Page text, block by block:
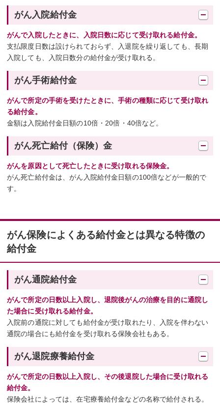
がん入院給付金
がんで入院したときに、入院日数に応じて受け取れる給付金。
支払限度日数は設けられておらず、入退院を繰り返しても、長期
入院しても、入院日数分の給付金が受け取れる。
がん手術給付金
がんで所定の手術を受けたときに、手術の種類に応じて受け取れ
る給付金。
金額は入院給付金日額の10倍・20倍・40倍など。
がん死亡給付（保険）金
がんを原因として死亡したときに受け取れる保険金。
がん死亡給付金は、がん入院給付金日額の100倍などが一般的で
す。
がん保険によくある給付金とは異なる特徴の
給付金
がん通院給付金
がんで所定の日数以上入院し、退院後がんの治療を目的に通院し
た場合に受け取れる給付金。
入院前の通院に対しても給付金が受け取れたり、入院を伴わない
通院の場合にも給付金を受け取れる保険会社もある。
がん退院療養給付金
がんで所定の日数以上入院し、その後退院した場合に受け取れる
給付金。
保険会社によっては、在宅療養給付金などの名称で給付される。